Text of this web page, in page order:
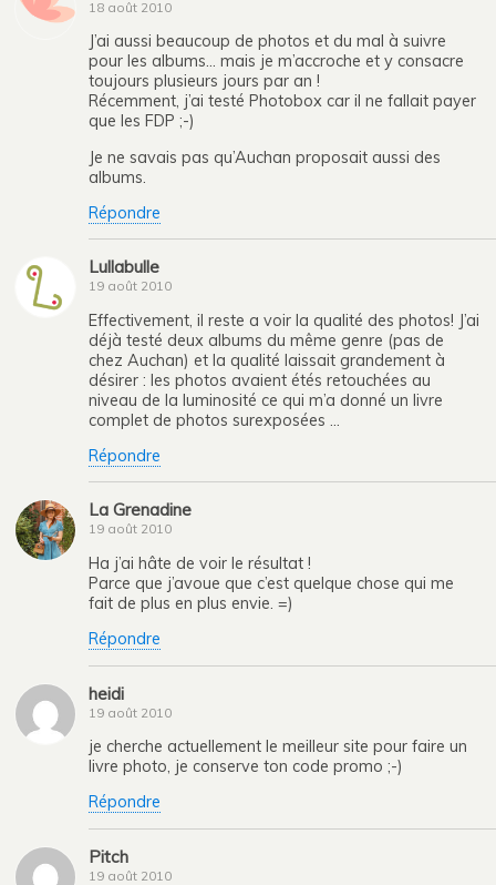
18 août 2010
J’ai aussi beaucoup de photos et du mal à suivre
pour les albums… mais je m’accroche et y consacre
toujours plusieurs jours par an !
Récemment, j’ai testé Photobox car il ne fallait payer
que les FDP ;-)
Je ne savais pas qu’Auchan proposait aussi des
albums.
Répondre
Lullabulle
19 août 2010
Effectivement, il reste a voir la qualité des photos! J’ai
déjà testé deux albums du même genre (pas de
chez Auchan) et la qualité laissait grandement à
désirer : les photos avaient étés retouchées au
niveau de la luminosité ce qui m’a donné un livre
complet de photos surexposées …
Répondre
La Grenadine
19 août 2010
Ha j’ai hâte de voir le résultat !
Parce que j’avoue que c’est quelque chose qui me
fait de plus en plus envie. =)
Répondre
heidi
19 août 2010
je cherche actuellement le meilleur site pour faire un
livre photo, je conserve ton code promo ;-)
Répondre
Pitch
19 août 2010